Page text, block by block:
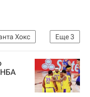
Еще3
Хокс